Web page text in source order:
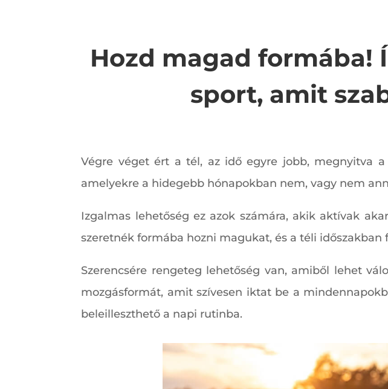
Hozd magad formába!
sport, amit
Végre véget ért a tél, az idő egyre jobb, megnyitva
amelyekre a hidegebb hónapokban nem, vagy nem
Izgalmas lehetőség ez azok számára, akik aktívak
szeretnék formába hozni magukat, és a téli
Szerencsére rengeteg lehetőség van, amiből lehet
mozgásformát, amit szívesen iktat be a
beleilleszthető a napi rutinba.